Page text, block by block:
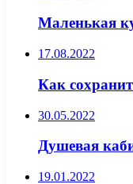
Маленькая
17.08.2022
Как
30.05.2022
Душевая
19.01.2022